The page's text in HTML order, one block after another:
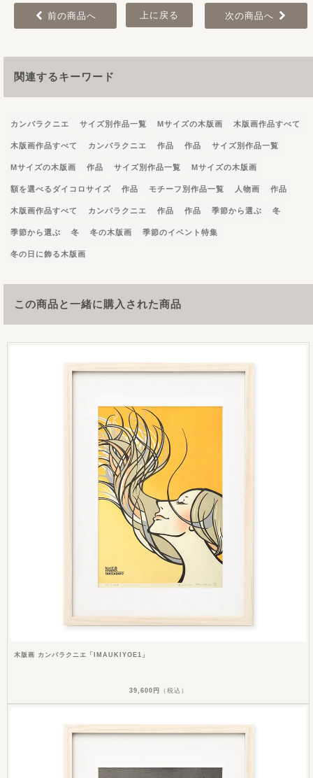
前の商品へ 上に戻る 次の商品へ
関連するキーワード
カンバラクニエ サイズ別作品一覧 Mサイズの木版画 木版画作品すべて
木版画作品すべて カンバラクニエ 作品 作品 サイズ別作品一覧
Mサイズの木版画 作品 サイズ別作品一覧 Mサイズの木版画
額を選べるダイコロサイズ 作品 モチーフ別作品一覧 人物画 作品
木版画作品すべて カンバラクニエ 作品 作品 季節から選ぶ 冬
季節から選ぶ 冬 冬の木版画 季節のイベント特集
冬の日に飾る木版画
この商品と一緒に購入された商品
木版画 カンバラクニエ「IMAUKIYOE1」
39,600円 （税込）